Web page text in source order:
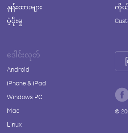
နှုန်းထားများ
ပံ့ပိုးမှု
ကိုယ်
ဒေါင်းလုတ်
Android
iPhone & iPad
Windows PC
Mac
Linux
©